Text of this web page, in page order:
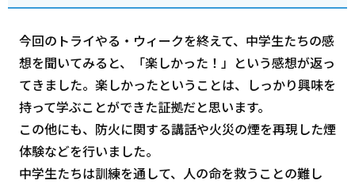
今回のトライやる・ウィークを終えて、中学生たちの感
想を聞いてみると、「楽しかった！」という感想が返っ
てきました。楽しかったということは、しっかり興味を
持って学ぶことができた証拠だと思います。
この他にも、防火に関する講話や火災の煙を再現した煙
体験などを行いました。
中学生たちは訓練を通して、人の命を救うことの難し